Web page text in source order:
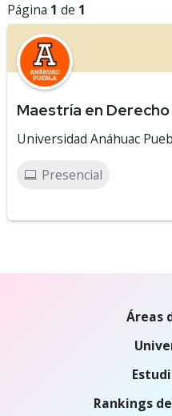
Página 1 de 1
Maestría en
Universidad Anáhuac
Presencial
Áreas
Rankings